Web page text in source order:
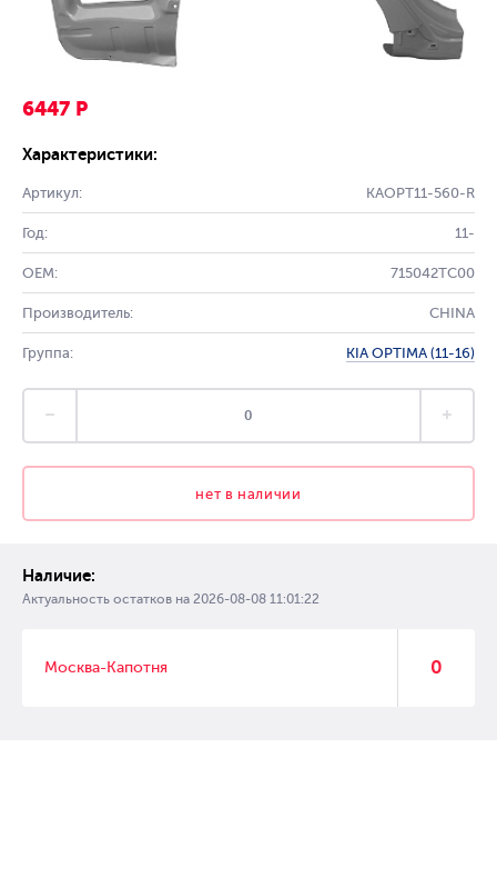
6447 Р
Характеристики:
Артикул: KAOPT11-560-R
Год: 11-
OEM: 715042TC00
Производитель: CHINA
Группа: KIA OPTIMA (11-16)
нет в наличии
Наличие:
Актуальность остатков на 2026-08-08 11:01:22
Москва-Капотня 0